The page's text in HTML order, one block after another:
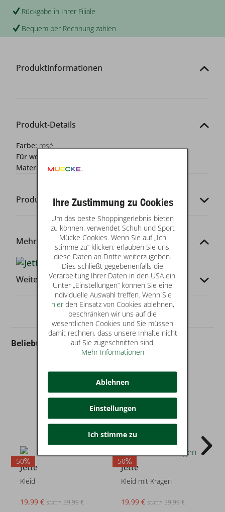
Rückgabe in Ihrer Filiale
Bequem per Rechnung zahlen
Produktinformationen
Produkt-Details
Farbe: rosé
Für wen?:
Materialzusammensetzung:
Produkt-Codes
Mehr von dieser Marke
Weitere Infos
Beliebt in dieser Kategorie
50
Jette
Kleid
19,99 € statt* 39,99 €
50
Jette
Kleid mit Kragen
19,99 € statt* 39,99 €
Ihre Zustimmung zu Cookies
Um das beste Shoppingerlebnis bieten
zu können, verwendet Schuh und Sport
Mücke Cookies. Wenn Sie auf „Ich
stimme zu“ klicken, erlauben Sie uns,
diese Daten an Dritte weiterzugeben.
Dies schließt gegebenenfalls die
Verarbeitung Ihrer Daten in den USA ein.
Unter „Einstellungen“ können Sie eine
individuelle Auswahl treffen. Wenn Sie
hierden Einsatz von Cookies ablehnen,
beschränken wir uns auf die
wesentlichen Cookies und Sie müssen
damit rechnen, dass unsere Inhalte nicht
auf Sie zugeschnitten sind.
Mehr Informationen
Ablehnen
Einstellungen
Ich stimme zu